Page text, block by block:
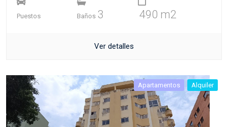
Puestos Baños 3 490 m2
Ver detalles
Apartamentos Alquiler